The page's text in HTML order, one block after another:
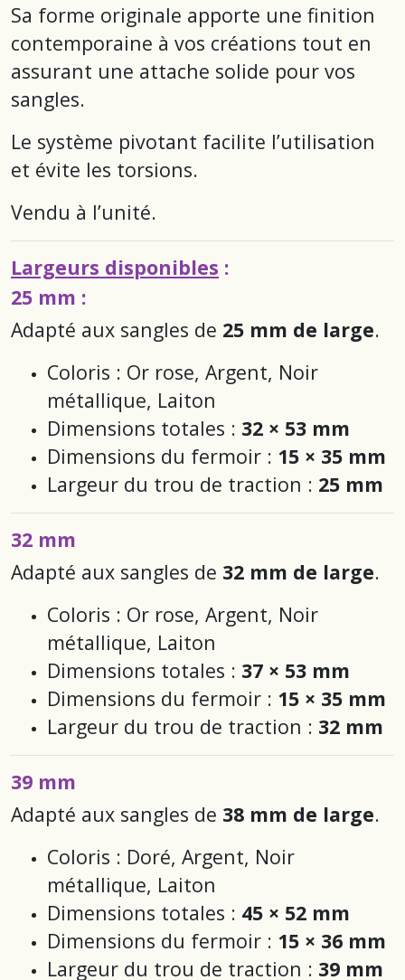
Sa forme originale apporte une finition
contemporaine à vos créations tout en
assurant une attache solide pour vos
sangles.
Le système pivotant facilite l’utilisation
et évite les torsions.
Vendu à l’unité.
Largeurs disponibles :
25 mm :
Adapté aux sangles de 25 mm de large.
Coloris : Or rose, Argent, Noir
métallique, Laiton
Dimensions totales : 32 × 53 mm
Dimensions du fermoir : 15 × 35 mm
Largeur du trou de traction : 25 mm
32 mm
Adapté aux sangles de 32 mm de large.
Coloris : Or rose, Argent, Noir
métallique, Laiton
Dimensions totales : 37 × 53 mm
Dimensions du fermoir : 15 × 35 mm
Largeur du trou de traction : 32 mm
39 mm
Adapté aux sangles de 38 mm de large.
Coloris : Doré, Argent, Noir
métallique, Laiton
Dimensions totales : 45 × 52 mm
Dimensions du fermoir : 15 × 36 mm
Largeur du trou de traction : 39 mm